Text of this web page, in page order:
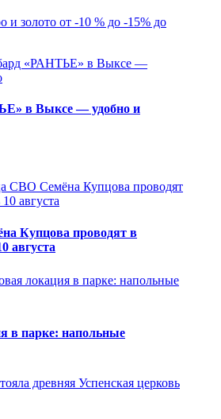
и золото от -10 % до -15% до
в Выксе — удобно и
Купцова проводят в
августа
в парке: напольные